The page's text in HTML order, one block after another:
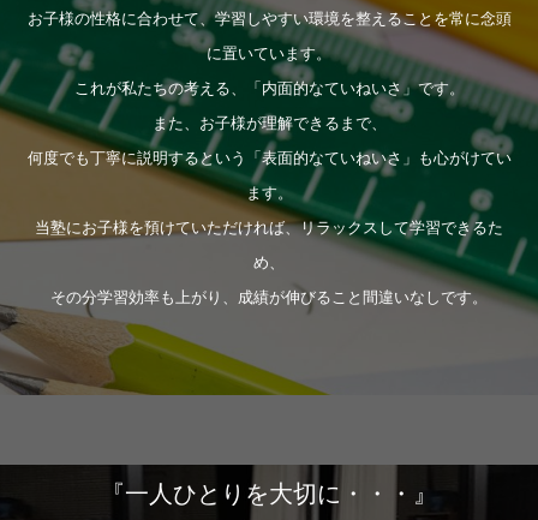
お子様の性格に合わせて、学習しやすい環境を整えることを常に念頭
に置いています。
これが私たちの考える、「内面的なていねいさ」です。
また、お子様が理解できるまで、
何度でも丁寧に説明するという「表面的なていねいさ」も心がけてい
ます。
当塾にお子様を預けていただければ、リラックスして学習できるた
め、
その分学習効率も上がり、成績が伸びること間違いなしです。
『一人ひとりを大切に・・・』